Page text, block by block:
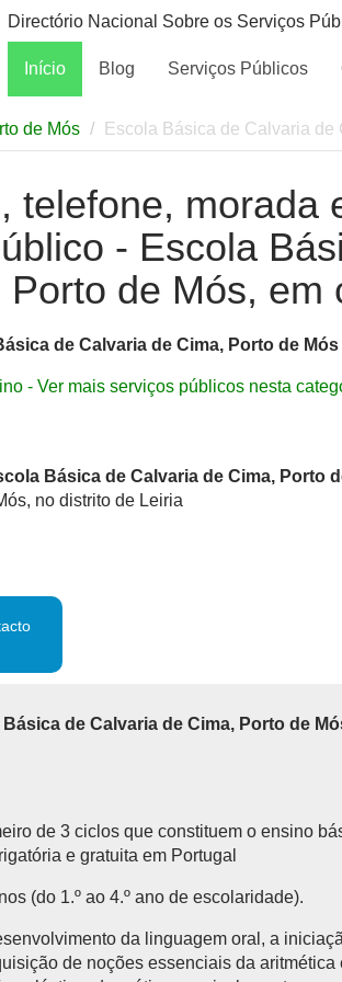
Directório Nacional Sobre os Serviços
Início Blog Serviços Públicos
de Mós Escola Básica de Calvaria de
telefone, morada
- Escola
Porto de Mós, em
de Calvaria de Cima, Porto de Mós
- Ver mais serviços públicos nesta
Básica de Calvaria de Cima, Porto
no distrito de Leiria
Básica de Calvaria de Cima, Porto de
de 3 ciclos que constituem o ensino
e gratuita em Portugal
(do 1.º ao 4.º ano de escolaridade).
da linguagem oral, a
de noções essenciais da